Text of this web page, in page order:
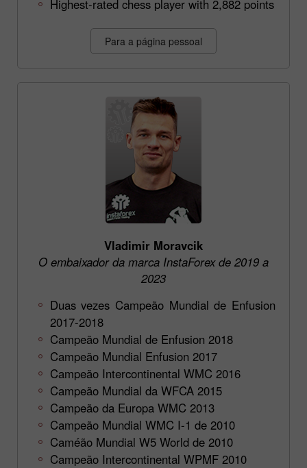
Highest-rated chess player with 2,882 points
Para a página pessoal
Vladimir Moravcik
O embaixador da marca InstaForex de 2019 a
2023
Duas vezes Campeão Mundial de Enfusion
2017-2018
Campeão Mundial de Enfusion 2018
Campeão Mundial Enfusion 2017
Campeão Intercontinental WMC 2016
Campeão Mundial da WFCA 2015
Campeão da Europa WMC 2013
Campeão Mundial WMC I-1 de 2010
Caméão Mundial W5 World de 2010
Campeão Intercontinental WPMF 2010